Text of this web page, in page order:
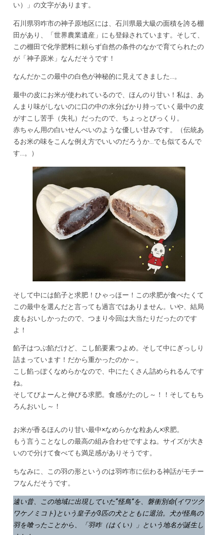
い）」の文字があります。
石川県羽咋市の神子原地区には、石川県最大級の面積を誇る棚
田があり、「世界農業遺産」にも登録されています。そして、
この棚田で化学肥料に頼らず自然の条件のなかで育てられたの
が「神子原米」なんだそうです！
なんだかこの最中の白色が神秘的に見えてきました…。
最中の皮にお米が使われているので、ほんのり甘い！私は、あ
んまり味がしないのに口の中の水分ばかり持っていく最中の皮
がすこし苦手（失礼）だったので、ちょっとびっくり。
赤ちゃん用の白いせんべいのような優しい甘みです。（伝統あ
るお米の味をこんな例え方でいいのだろうか…でも似てるんで
す…。）
そして中には餡子と求肥！ひゃっほー！この求肥が食べたくて
この最中を選んだと言っても過言ではありません。いや、結局
皮もおいしかったので、つまり今回は大当たりだったのです
よ！
餡子はつぶ餡だけど、こし餡要素つよめ。そして中にぎっしり
詰まっています！だから重かったのか～。
こし餡っぽくなめらかなので、中にたくさん詰められるんです
ね。
そしてびよーんと伸びる求肥。食感がたのし～！！そしてもち
ろんおいし～！
お米が香るほんのり甘い最中×なめらかな粒あん×求肥。
もう言うことなしの最高の組み合わせですよね。サイズが大き
いので分けて食べても満足感がありそうです。
ちなみに、この羽の形というのは羽咋市に伝わる神話がモチー
フなんだそうです。
遠い昔、この地域に出現していた“怪鳥”を、磐衝別命(イワツク
ワケノミコト)という皇子が3匹の犬とともに退治。犬が怪鳥の
羽を喰ったことから、「羽咋（はくい）」という地名が誕生し